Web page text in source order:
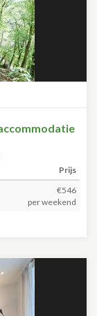
Prijs
€546
per weekend